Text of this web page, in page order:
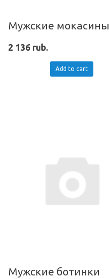
Мужские мокасины
2 136 rub.
Add to cart
Мужские ботинки